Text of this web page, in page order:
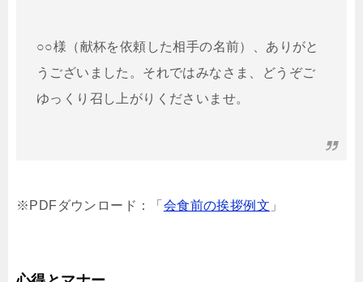
○○様（献杯を依頼した相手の名前）、ありがと
うございました。それではみなさま、どうぞご
ゆっくり召し上がりくださいませ。
※PDFダウンロード：「 会食前の挨拶例文 」